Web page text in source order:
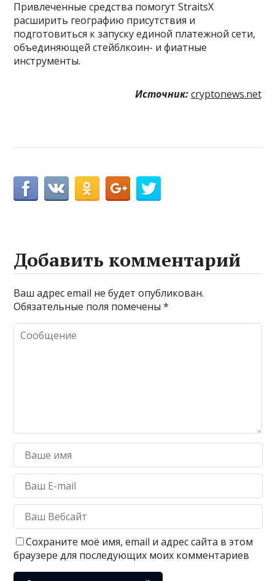
Привлеченные средства помогут StraitsX
расширить географию присутствия и
подготовиться к запуску единой платежной сети,
объединяющей стейблкоин- и фиатные
инструменты.
Источник: cryptonews.net
Добавить комментарий
Ваш адрес email не будет опубликован.
Обязательные поля помечены*
Сохраните моё имя, email и адрес сайта в этом
браузере для последующих моих комментариев